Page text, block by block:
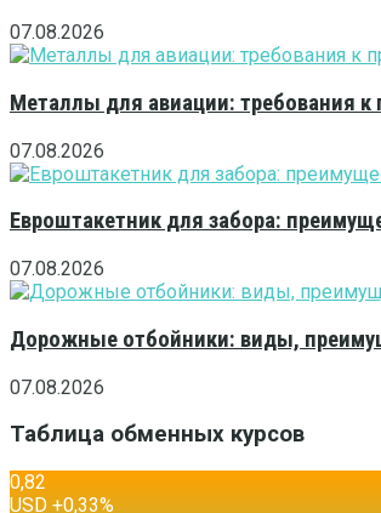
07.08.2026
Металлы для авиации: требования к
07.08.2026
Евроштакетник для забора:
07.08.2026
Дорожные отбойники: виды,
07.08.2026
Таблица обменных курсов
0,82
USD +0,33%